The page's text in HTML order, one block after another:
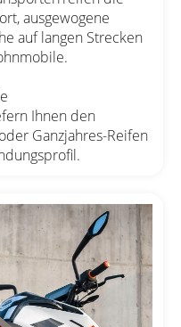
ausgewogene
auf langen Strecken
Ihnen den
Ganzjahres-Reifen